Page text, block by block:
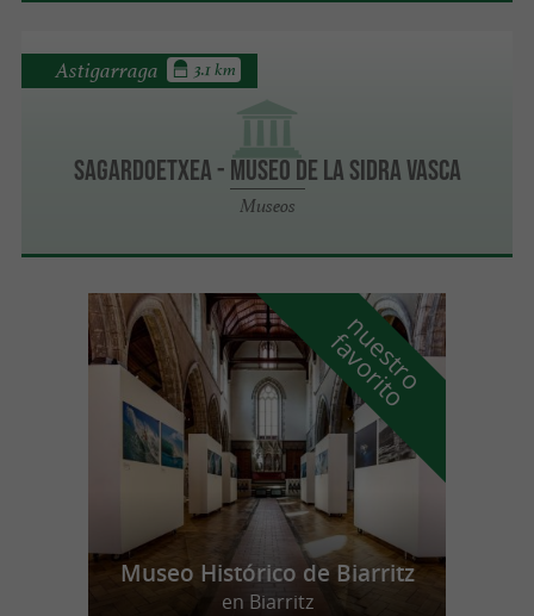
Sagardoetxea - Museo de la Sidra Vasca
Museos
Astigarraga 3.1 km
n
u
e
s
t
r
o
f
a
v
o
r
i
t
o
Museo Histórico de Biarritz
en Biarritz